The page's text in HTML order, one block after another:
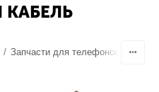
/ Запчасти для телефонов